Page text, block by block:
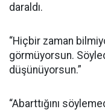
daraldı.
“Hiçbir zaman
görmüyorsun.
düşünüyorsun.”
“Abarttığını